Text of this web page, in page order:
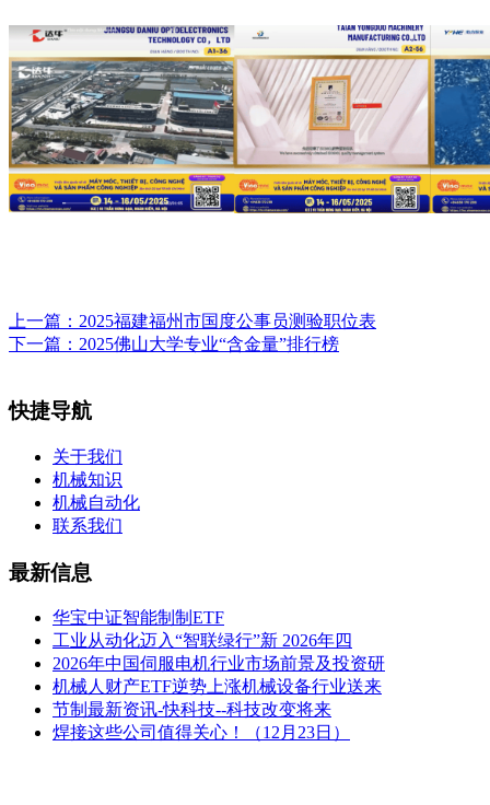
上一篇： 2025福建福州市国度公事员测验职位表
下一篇： 2025佛山大学专业“含金量”排行榜
快捷导航
关于我们
机械知识
机械自动化
联系我们
最新信息
华宝中证智能制制ETF
工业从动化迈入“智联绿行”新 2026年四
2026年中国伺服电机行业市场前景及投资研
机械人财产ETF逆势上涨机械设备行业送来
节制最新资讯-快科技--科技改变将来
焊接这些公司值得关心！（12月23日）